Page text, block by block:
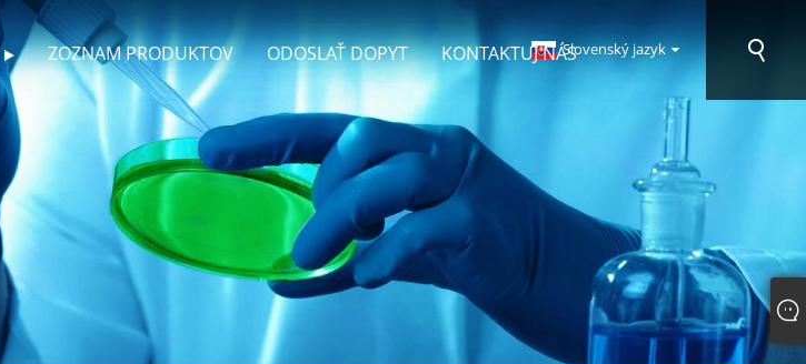
ZOZNAM PRODUKTOV ODOSLAŤ DOPYT KONTAKTUJ NÁSSlovenský jazyk